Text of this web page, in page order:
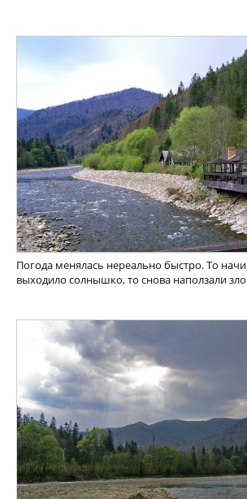
Погода менялась нереально быстро. То
выходило солнышко, то снова наползали